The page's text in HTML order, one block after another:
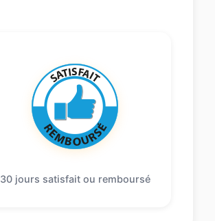
30 jours satisfait ou remboursé